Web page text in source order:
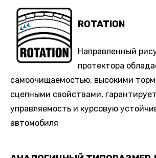
ROTATION
Направленный
протектора
самоочищаемостью, высокими
сцепными свойствами,
управляемость и курсовую
автомобиля